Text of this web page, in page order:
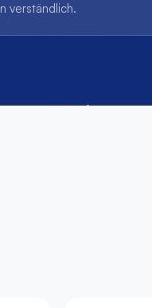
verständlich.